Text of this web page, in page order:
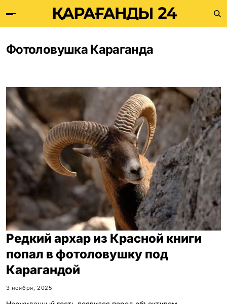
Фотоловушка Караганда
Редкий архар из Красной книги
попал в фотоловушку под
Карагандой
3 ноября, 2025